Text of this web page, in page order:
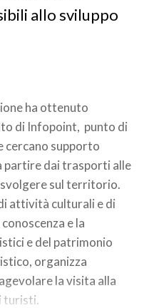
allo sviluppo
ha ottenuto
di Infopoint, punto di
cercano supporto
partire dai trasporti alle
svolgere sul territorio.
attività culturali e di
e la
e del patrimonio
organizza
la visita alla
turisti.